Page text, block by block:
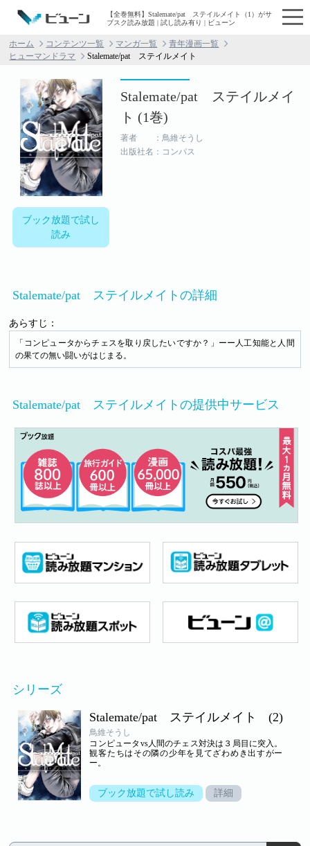
【全巻無料】Stalemate/pat ステイルメイト（1）がサ
ブスク読み放題 | 試し読み有り | ビューン
ホーム コンテンツ一覧 マンガ一覧
青年漫画一覧
ヒューマンドラマ
Stalemate/pat ステイルメイト
ブック放題で試し
読み
Stalemate/pat ステイルメイ
ト (1巻)
著者 ：鳥維そうし
出版社名：コンパス
Stalemate/pat ステイルメイトの詳細
あらすじ：
「コンピュータからチェスを取り戻したいですか？」ーー人工知能と人間
の果ての無い闘いがはじまる。
Stalemate/pat ステイルメイトの提供中サービス
シリーズ
Stalemate/pat ステイルメイト
(2)
鳥維そうし
コンピュータvs人間のチェス対決は３局目に突入。
観客たちはその隣の少年を見てざわめき出すがー
ー。
ブック放題で試し読み 詳細